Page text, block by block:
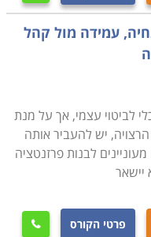
עמידה מול קהל
לביטוי עצמי, אך על מנת
יש להעביר אותה
לבנות פרזנטציה
יישאר
פרטי הקורס 